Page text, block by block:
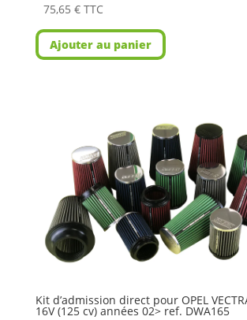
75,65 € TTC
Ajouter au panier
Kit d’admission direct pour OPEL
16V (125 cv) années 02> ref. DWA165